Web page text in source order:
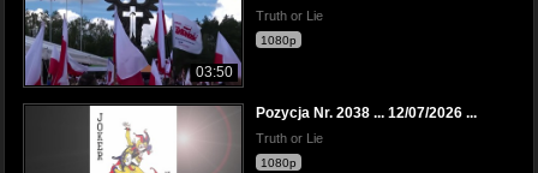
03:50
Truth or Lie
1080p
Pozycja Nr. 2038 ... 12/07/2026 ...
Truth or Lie
1080p